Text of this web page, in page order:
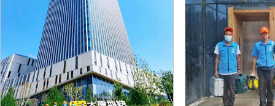
f、施工日期
用料：